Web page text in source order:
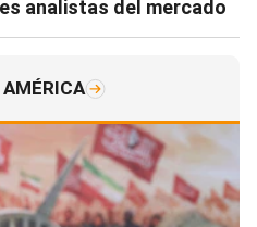
analistas del mercado